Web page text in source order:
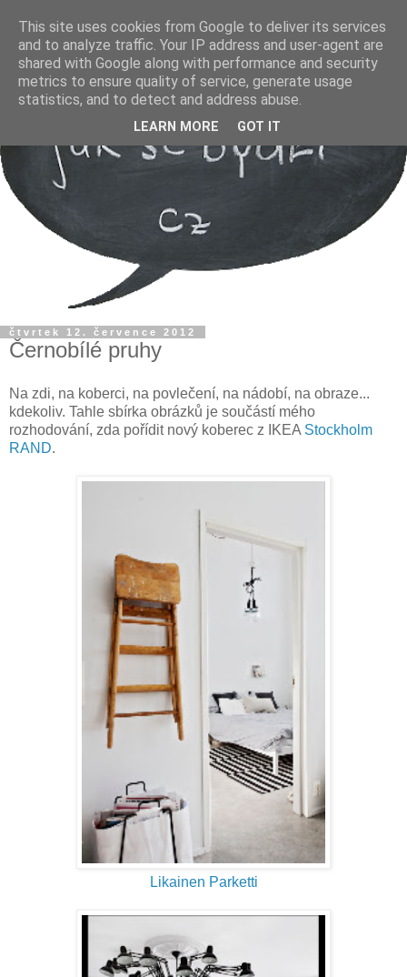
čtvrtek 12. července 2012
Černobílé pruhy
Na zdi, na koberci, na povlečení, na nádobí, na obraze...
kdekoliv. Tahle sbírka obrázků je součástí mého
rozhodování, zda pořídit nový koberec z IKEA Stockholm
RAND.
Likainen Parketti
This site uses cookies from Google to deliver its services
and to analyze traffic. Your IP address and user-agent are
shared with Google along with performance and security
metrics to ensure quality of service, generate usage
statistics, and to detect and address abuse.
LEARN MORE GOT IT